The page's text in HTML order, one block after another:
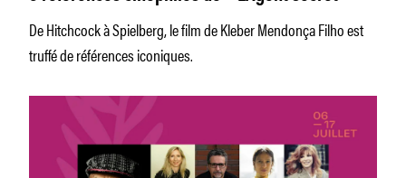
De Hitchcock à Spielberg, le film de Kleber Mendonça Filho est
truffé de références iconiques.